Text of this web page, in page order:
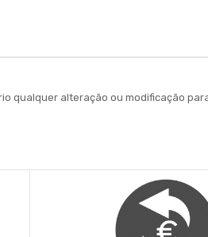
alteração ou modificação